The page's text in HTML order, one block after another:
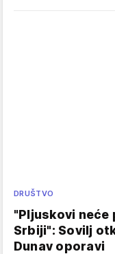
DRUŠTVO
"Pljuskovi neće
Srbiji": Sovilj
Dunav oporavi